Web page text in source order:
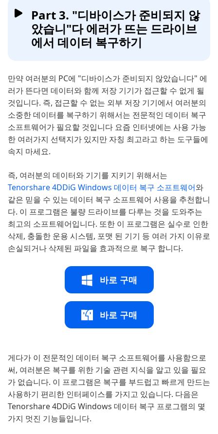
Part 3. "디바이스가 준비되지 않
았습니"다 에러가 뜨는 드라이브
에서 데이터 복구하기
만약 여러분의 PC에 "디바이스가 준비되지 않았습니다" 에
러가 뜬다면 데이터와 함께 저장 기기가 접근할 수 없게 될
것입니다. 즉, 접근할 수 없는 외부 저장 기기에서 여러분의
소중한 데이터를 복구하기 위해서는 전문적인 데이터 복구
소프트웨어가 필요할 것입니다 요즘 인터넷에는 사용 가능
한 여러가지 선택지가 있지만 자칭 최고라고 하는 도구들에
속지 마세요.
즉, 여러분의 데이터와 기기를 지키기 위해서는
Tenorshare 4DDiG Windows 데이터 복구 소프트웨어와
같은 믿을 수 있는 데이터 복구 소프트웨어 사용을 추천합니
다. 이 프로그램은 불량 드라이브를 다루는 것을 도와주는
최고의 소프트웨어입니다. 또한 이 프로그램은 실수로 인한
삭제, 충돌한 운용 시스템, 포맷 된 기기 등 여러 가지 이유로
손실되거나 삭제된 파일을 효과적으로 복구 합니다.
바로 구매
바로 구매
게다가 이 전문적인 데이터 복구 소프트웨어를 사용함으로
써, 여러분은 복구를 위한 기술 관련 지식을 알고 있을 필요
가 없습니다. 이 프로그램은 복구를 부드럽고 빠르게 만드는
사용하기 편리한 인터페이스를 가지고 있습니다. 다음은
Tenorshare 4DDiG Windows 데이터 복구 프로그램의 몇
가지 멋진 기능들입니다.